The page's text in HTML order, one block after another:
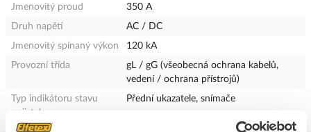
Jmenovitý proud
350 A
Druh napětí
AC / DC
Jmenovitý spínaný výkon
120 kA
Provozní třída
gL / gG (všeobecná ochrana kabelů,
vedení / ochrana přístrojů)
Typ indikátoru stavu
pojistek
Přední ukazatele, snímače